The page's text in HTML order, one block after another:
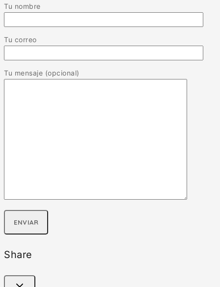
Tu nombre
Tu correo
Tu mensaje (opcional)
Share